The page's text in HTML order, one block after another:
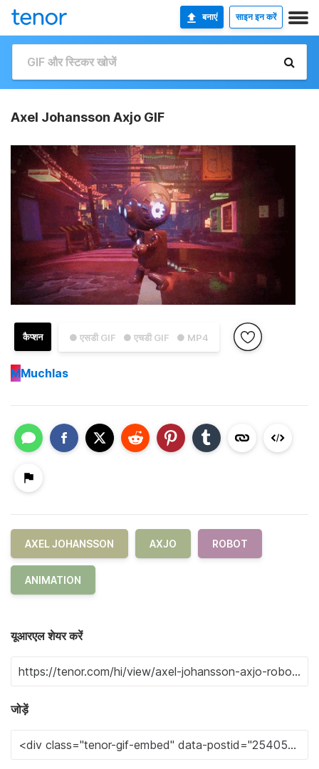
बनाएं साइन इन करें
Axel Johansson Axjo GIF
● एसडी GIF ● एचडी GIF ● MP4
कैप्शन
MMuchlas
AXEL JOHANSSON AXJO ROBOT
ANIMATION
यूआरएल शेयर करें
जोड़ें